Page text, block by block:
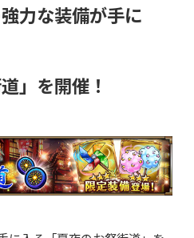
力な装備が手に
」を開催！